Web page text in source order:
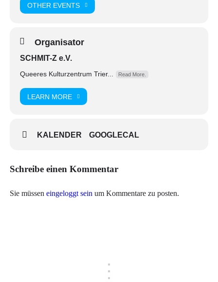
OTHER EVENTS
Organisator
SCHMIT-Z e.V.
Queeres Kulturzentrum Trier... Read More.
LEARN MORE
KALENDER GOOGLECAL
Schreibe einen Kommentar
Sie müssen eingeloggt sein um Kommentare zu posten.